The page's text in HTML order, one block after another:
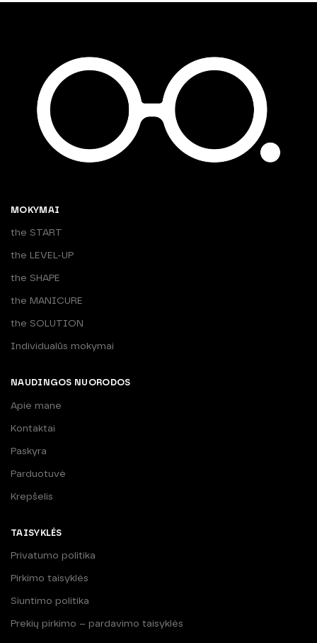
MOKYMAI
the START
the LEVEL-UP
the SHAPE
the MANICURE
the SOLUTION
Individualūs mokymai
NAUDINGOS NUORODOS
Apie mane
Kontaktai
Paskyra
Parduotuvė
Krepšelis
TAISYKLĖS
Privatumo politika
Pirkimo taisyklės
Siuntimo politika
Prekių pirkimo – pardavimo taisyklės